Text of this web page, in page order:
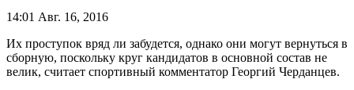
14:01 Авг. 16, 2016
Их проступок вряд ли забудется, однако они могут вернуться в
сборную, поскольку круг кандидатов в основной состав не
велик, считает спортивный комментатор Георгий Черданцев.